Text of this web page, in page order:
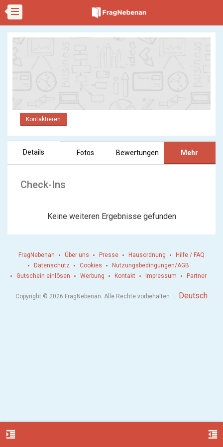
Kontaktieren
Details Fotos Bewertungen Mehr
Check-Ins
Keine weiteren Ergebnisse gefunden
format_indent_increase format_indent_decrease
FragNebenan Über uns Presse Hausordnung
Hilfe / FAQ
Datenschutz
Cookies
Nutzungsbedingungen/AGB
Gutschein einlösen
Werbung Kontakt Impressum Partner
Copyright © 2026 FragNebenan. Alle Rechte vorbehalten . Deutsch